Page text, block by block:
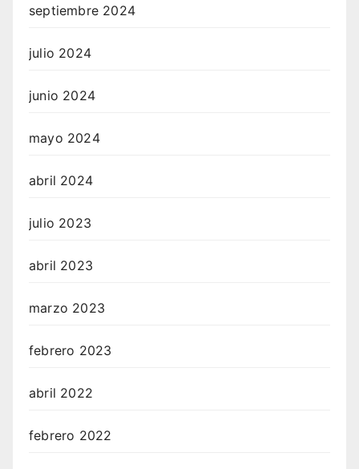
septiembre 2024
julio 2024
junio 2024
mayo 2024
abril 2024
julio 2023
abril 2023
marzo 2023
febrero 2023
abril 2022
febrero 2022